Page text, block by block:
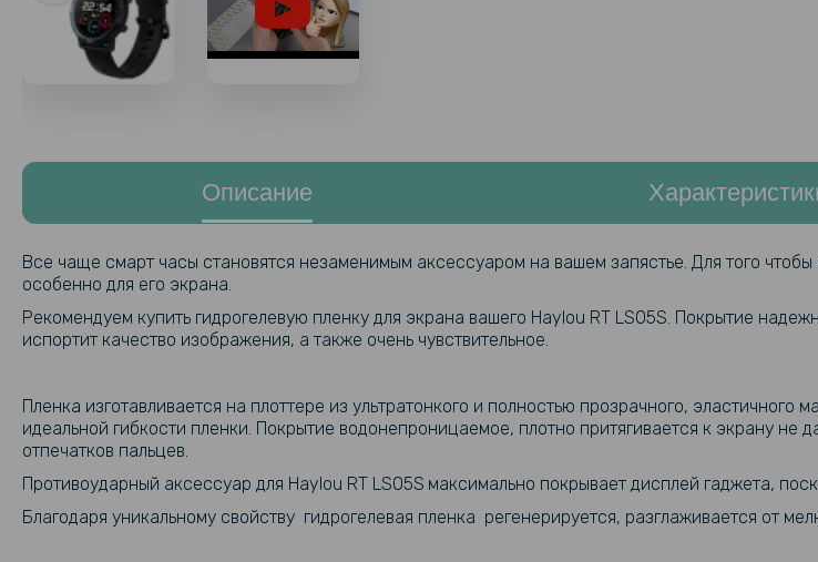
Описание
Все чаще смарт часы становятся незаменимым аксессуаром на вашем запястье. Для того
особенно для его экрана.
Рекомендуем купить гидрогелевую пленку для экрана вашего Haylou RT LS05S. Покрытие
испортит качество изображения, а также очень чувствительное.
Пленка изготавливается на плоттере из ультратонкого и полностью прозрачного,
идеальной гибкости пленки. Покрытие водонепроницаемое, плотно притягивается к экрану не
отпечатков пальцев.
Противоударный аксессуар для Haylou RT LS05S максимально покрывает дисплей гаджета,
Благодаря уникальному свойству гидрогелевая пленка регенерируется, разглаживается от